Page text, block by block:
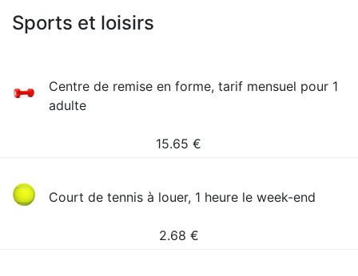
Sports et loisirs
Сentre de remise en forme, tarif mensuel pour 1
adulte
15.65 €
Court de tennis à louer, 1 heure le week-end
2.68 €